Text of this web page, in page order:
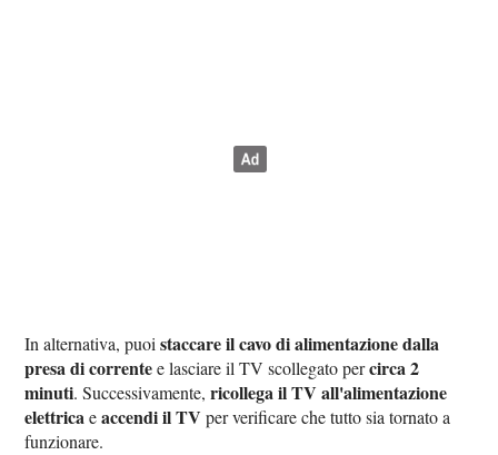
In alternativa, puoistaccare il cavo di alimentazione dalla
presa di correntee lasciare il TV scollegato percirca 2
minuti. Successivamente,ricollega il TV all'alimentazione
elettricaeaccendi il TV per verificare che tutto sia tornato a
funzionare.